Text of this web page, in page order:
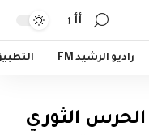
أأ
راديو الرشيد FM
الحرس الثوري